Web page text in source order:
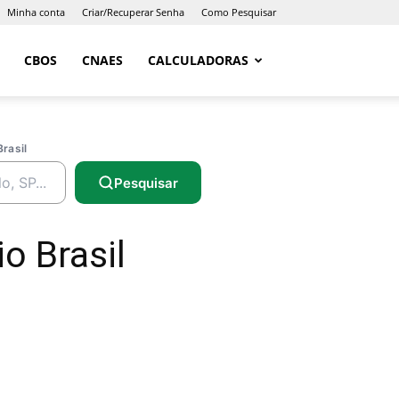
Minha conta Criar/Recuperar Senha Como Pesquisar
CBOS CNAES CALCULADORAS
Pesquisar
Brasil